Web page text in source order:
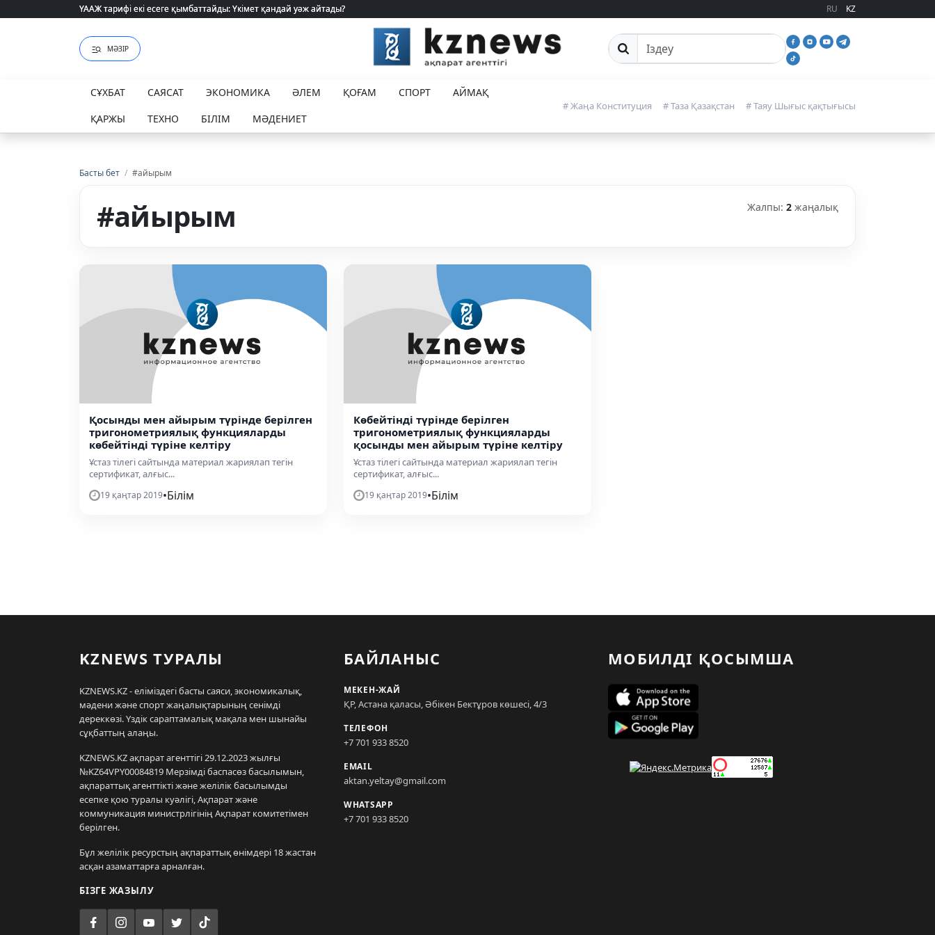
ҮААЖ тарифі екі есеге қымбаттайды: Үкімет қандай уәж айтады?
ҮААЖ тарифі екі есеге қымбаттайды: Үкімет қандай уәж айтады? RU KZ
МӘЗІР Сайттан іздеу
СҰХБАТ САЯСАТ ЭКОНОМИКА ӘЛЕМ ҚОҒАМ СПОРТ
АЙМАҚ
ҚАРЖЫ
ТЕХНО БІЛІМ МӘДЕНИЕТ
# Жаңа Конституция # Таза Қазақстан # Таяу Шығыс қақтығысы
Басты бет / #айырым
#айырым Жалпы: 2 жаңалық
Қосынды мен айырым түрінде берілген
тригонометриялық функцияларды
көбейтінді түріне келтіру
Ұстаз тілегі сайтында материал жариялап тегін
сертификат, алғыс...
19 қаңтар 2019•Білім
Көбейтінді түрінде берілген
тригонометриялық функцияларды
қосынды мен айырым түріне келтіру
Ұстаз тілегі сайтында материал жариялап тегін
сертификат, алғыс...
19 қаңтар 2019•Білім
KZNEWS ТУРАЛЫ
KZNEWS.KZ - еліміздегі басты саяси, экономикалық,
мәдени және спорт жаңалықтарының сенімді
дереккөзі. Үздік сараптамалық мақала мен шынайы
сұқбаттың алаңы.
KZNEWS.KZ ақпарат агенттігі 29.12.2023 жылғы
№KZ64VPY00084819 Мерзімді баспасөз басылымын,
ақпараттық агенттікті және желілік басылымды
есепке қою туралы куәлігі, Ақпарат және
коммуникация министрлігінің Ақпарат комитетімен
берілген.
Бұл желілік ресурстың ақпараттық өнімдері 18 жастан
асқан азаматтарға арналған.
БІЗГЕ ЖАЗЫЛУ
БАЙЛАНЫС
МЕКЕН-ЖАЙ
ҚР, Астана қаласы, Әбікен Бектұров көшесі, 4/3
ТЕЛЕФОН
+7 701 933 8520
EMAIL
aktan.yeltay@gmail.com
WHATSAPP
+7 701 933 8520
МОБИЛДІ ҚОСЫМША